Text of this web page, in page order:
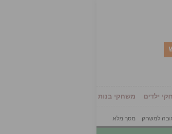
ילדים משחקי בנות
מסך מלא למשחק